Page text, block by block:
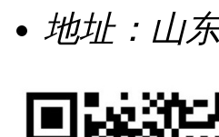
地址：山